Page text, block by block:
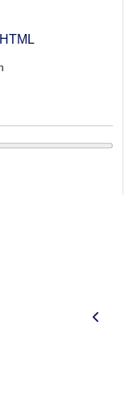
HTML